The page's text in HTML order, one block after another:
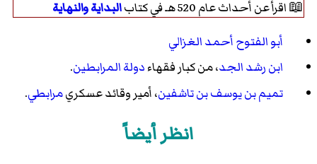
📖 اقرأ عن أحداث عام 520 هـ في كتاب
البداية والنهاية
أبو الفتوح أحمد الغزالي
ابن رشد الجد، من كبار فقهاءدولة المرابطين.
تميم بن يوسف بن تاشفين، أمير وقائد عسكريمرابطي.
انظر أيضاً